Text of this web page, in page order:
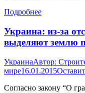
Подробнее
Украина: из-за
выделяют землю
УкраинаАвтор:
мире16.01.2015
Согласно закону “О